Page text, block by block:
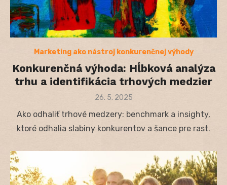
Marketing ako nástroj konkurenčnej výhody
Konkurenčná výhoda: Hĺbková analýza
trhu a identifikácia trhových medzier
Posted
26. 5. 2025
Ako odhaliť trhové medzery: benchmark a insighty,
ktoré odhalia slabiny konkurentov a šance pre rast.